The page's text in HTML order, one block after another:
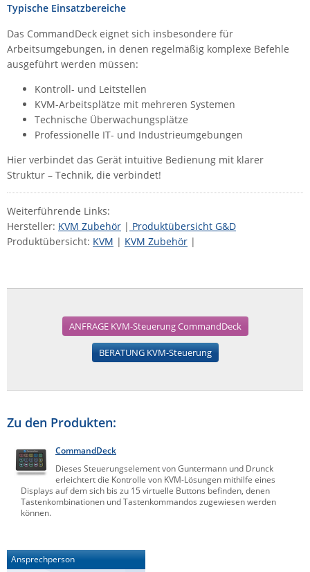
WATTECO
Westermo
Yuasa
News zu unseren Herstellern
Typische Einsatzbereiche
Das CommandDeck eignet sich insbesondere für
Arbeitsumgebungen, in denen regelmäßig komplexe Befehle
ausgeführt werden müssen:
Kontroll- und Leitstellen
KVM-Arbeitsplätze mit mehreren Systemen
Technische Überwachungsplätze
Professionelle IT- und Industrieumgebungen
Hier verbindet das Gerät intuitive Bedienung mit klarer
Struktur – Technik, die verbindet!
Weiterführende Links:
Hersteller: KVM Zubehör | Produktübersicht G&D
Produktübersicht: KVM | KVM Zubehör |
ANFRAGE KVM-Steuerung CommandDeck
BERATUNG KVM-Steuerung
Zu den Produkten:
CommandDeck
Dieses Steuerungselement von Guntermann und Drunck
erleichtert die Kontrolle von KVM-Lösungen mithilfe eines
Displays auf dem sich bis zu 15 virtuelle Buttons befinden, denen
Tastenkombinationen und Tastenkommandos zugewiesen werden
können.
Ansprechperson